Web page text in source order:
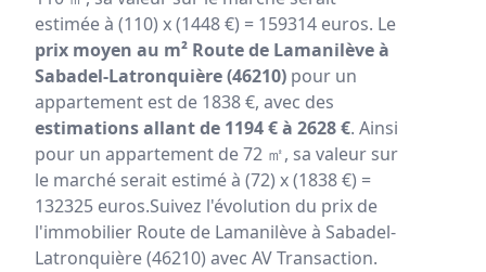
estimée à (110) x (1448 €) = 159314 euros. Le
prix moyen au m² Route de Lamanilève à
Sabadel-Latronquière (46210) pour un
appartement est de 1838 €, avec des
estimations allant de 1194 € à 2628 €. Ainsi
pour un appartement de 72 ㎡, sa valeur sur
le marché serait estimé à (72) x (1838 €) =
132325 euros.Suivez l'évolution du prix de
l'immobilier Route de Lamanilève à Sabadel-
Latronquière (46210) avec AV Transaction.